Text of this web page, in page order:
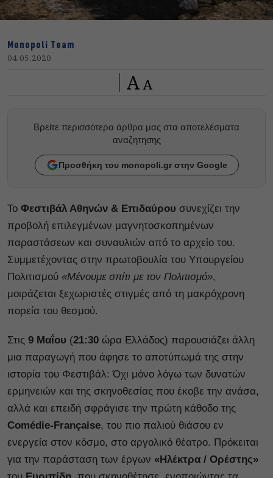
Monopoli Team
04.05.2020
A A
Βρείτε περισσότερα άρθρα μας στα αποτελέσματα
αναζητησης
Προσθήκη του monopoli.gr στην Google
Το Φεστιβάλ Αθηνών & Επιδαύρου συνεχίζει την
προβολή επιλεγμένων μαγνητοσκοπημένων
παραστάσεων και συναυλιών από το αρχείο του.
Συμμετέχοντας στην πρωτοβουλία του Υπουργείου
Πολιτισμού «Μένουμε σπίτι με τον Πολιτισμό»,
μοιράζεται ξεχωριστές στιγμές από τη μακρόχρονη
πορεία του θεσμού.
Στις 9 Μαΐου (21:30 ώρα Ελλάδος) παρουσιάζει άλλη
μια παραγωγή που άφησε το αποτύπωμά της στην
ιστορία του Φεστιβάλ: Όχι μόνο λόγω των δυνατών
ερμηνειών και της σκηνοθεσίας που έκοβε την ανάσα,
αλλά και επειδή σφράγισε την πρώτη κάθοδο της
Comédie-Française, του πιο παλιού θιάσου εν
ενεργεία στον κόσμο, στο αργολικό θέατρο. Πρόκειται
για την παράσταση των έργων «Ηλέκτρα / Ορέστης»